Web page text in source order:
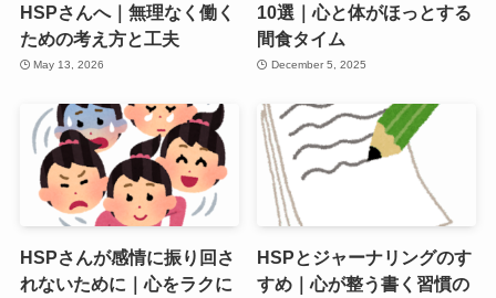
HSPさんへ｜無理なく働く
ための考え方と工夫
May 13, 2026
10選｜心と体がほっとする
間食タイム
December 5, 2025
HSPさんが感情に振り回さ
れないために｜心をラクに
HSPとジャーナリングのす
すめ｜心が整う書く習慣の